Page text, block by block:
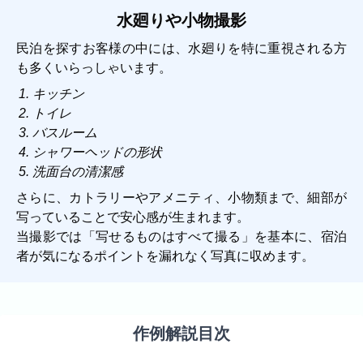
水廻りや小物撮影
民泊を探すお客様の中には、水廻りを特に重視される方
も多くいらっしゃいます。
キッチン
トイレ
バスルーム
シャワーヘッドの形状
洗面台の清潔感
さらに、カトラリーやアメニティ、小物類まで、細部が
写っていることで安心感が生まれます。
当撮影では「写せるものはすべて撮る」を基本に、宿泊
者が気になるポイントを漏れなく写真に収めます。
作例解説目次